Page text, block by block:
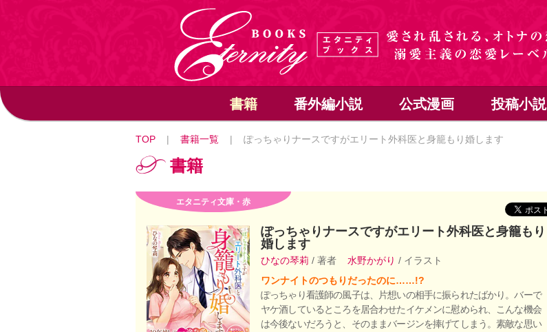
書籍 番外編小説 公式漫画 投稿小説
TOP | 書籍一覧 | ぽっちゃりナースですがエリート外科医と身籠もり婚します
書籍
エタニティ文庫・赤
ぽっちゃりナースですがエリート外科医と身籠もり
婚します
ひなの琴莉 / 著者 水野かがり / イラスト
ワンナイトのつもりだったのに……!?
ぽっちゃり看護師の風子は、片想いの相手に振られたばかり。バーで
ヤケ酒しているところを居合わせたイケメンに慰められ、こんな機会
は今後ないだろうと、そのままバージンを捧げてしまう。素敵な思い